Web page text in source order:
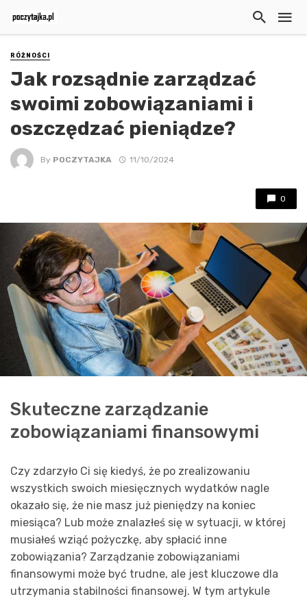
RÓŻNOŚCI
Jak rozsądnie zarządzać
swoimi zobowiązaniami i
oszczędzać pieniądze?
By POCZYTAJKA 11/10/2024
0
Skuteczne zarządzanie
zobowiązaniami finansowymi
Czy zdarzyło Ci się kiedyś, że po zrealizowaniu
wszystkich swoich miesięcznych wydatków nagle
okazało się, że nie masz już pieniędzy na koniec
miesiąca? Lub może znalazłeś się w sytuacji, w której
musiałeś wziąć pożyczkę, aby spłacić inne
zobowiązania? Zarządzanie zobowiązaniami
finansowymi może być trudne, ale jest kluczowe dla
utrzymania stabilności finansowej. W tym artykule